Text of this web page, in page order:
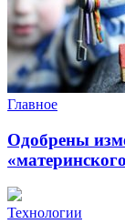
Главное
Одобрены
Технологии